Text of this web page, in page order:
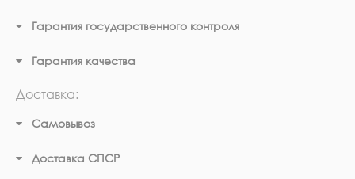
Гарантия государственного контроля
Гарантия качества
Доставка:
Самовывоз
Доставка СПСР